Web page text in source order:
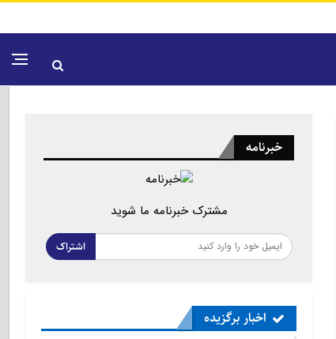
خبرنامه
مشترک خبرنامه ما شوید
اشتراک
اخبار برگزیده